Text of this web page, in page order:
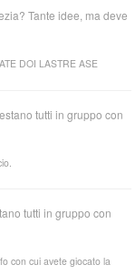
Tante idee, ma deve
DOI LASTRE ASE
tutti in gruppo con
tutti in gruppo con
con cui avete giocato la